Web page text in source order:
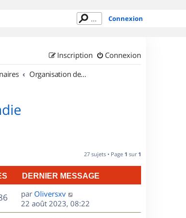
Connexion
Connexion
Inscription
Organisation de sorties en région Basse Normandie
27 sujets • Page 1 sur 1
DERNIER MESSAGE
V
u
D
e
r
par Oliversxv
22 août 2023, 08:22